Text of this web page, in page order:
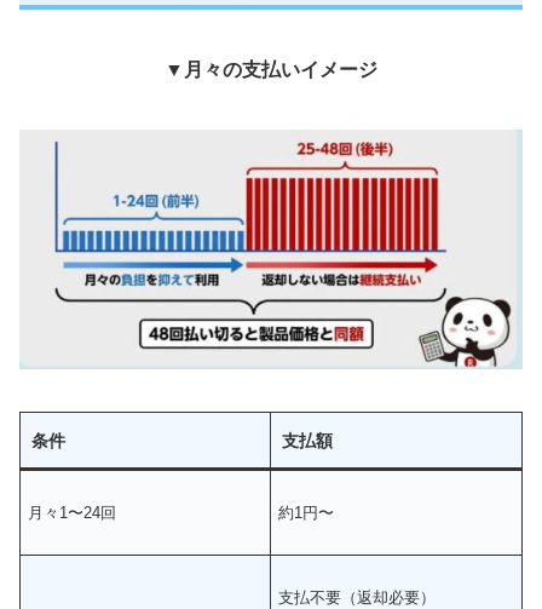
▼ 月々の支払いイメージ
条件 支払額
月々1〜24回 約1円〜
支払不要（返却必要）